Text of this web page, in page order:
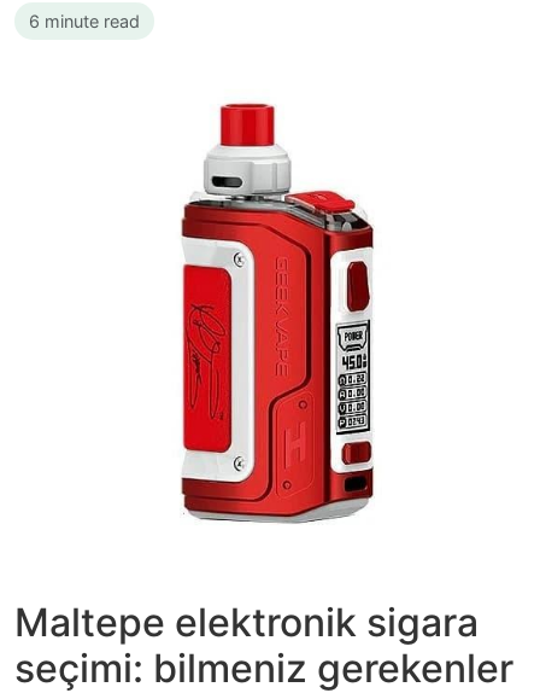
6 minute read
Maltepe elektronik sigara
seçimi: bilmeniz gerekenler